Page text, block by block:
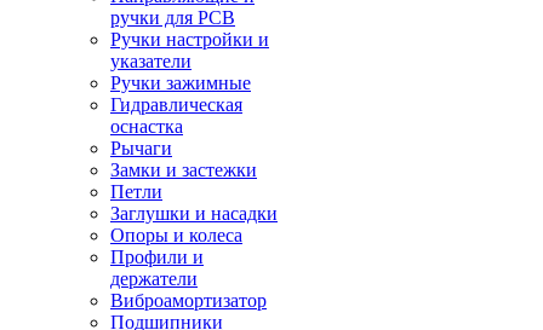
ручки для PCB
Ручки настройки и
указатели
Ручки зажимные
Гидравлическая
оснастка
Рычаги
Замки и застежки
Петли
Заглушки и насадки
Опоры и колеса
Профили и
держатели
Виброамортизатор
Подшипники